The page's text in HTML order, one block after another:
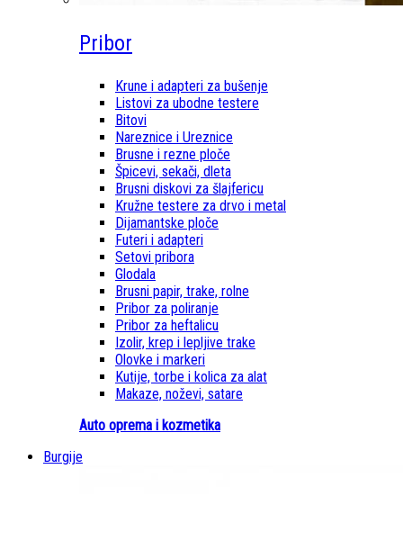
Pribor
Krune i adapteri za bušenje
Listovi za ubodne testere
Bitovi
Nareznice i Ureznice
Brusne i rezne ploče
Špicevi, sekači, dleta
Brusni diskovi za šlajfericu
Kružne testere za drvo i metal
Dijamantske ploče
Futeri i adapteri
Setovi pribora
Glodala
Brusni papir, trake, rolne
Pribor za poliranje
Pribor za heftalicu
Izolir, krep i lepljive trake
Olovke i markeri
Kutije, torbe i kolica za alat
Makaze, noževi, satare
Auto oprema i kozmetika
Burgije